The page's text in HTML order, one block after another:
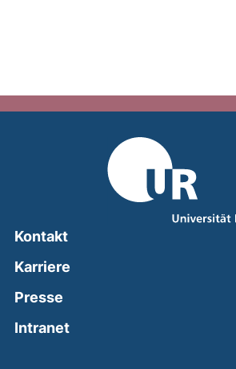
Kontakt
Karriere
Presse
Intranet(external link, opens in